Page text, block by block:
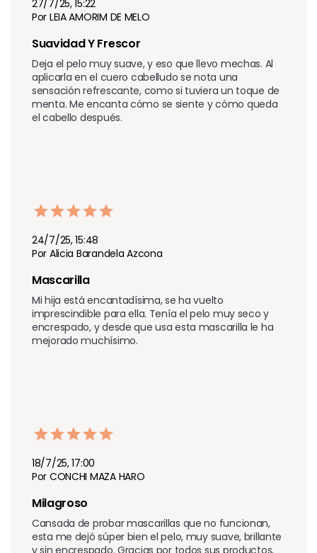
27/7/25, 15:22
Por LEIA AMORIM DE MELO
Suavidad Y Frescor
Deja el pelo muy suave, y eso que llevo mechas. Al
aplicarla en el cuero cabelludo se nota una
sensación refrescante, como si tuviera un toque de
menta. Me encanta cómo se siente y cómo queda
el cabello después.
24/7/25, 15:48
Por Alicia Barandela Azcona
Mascarilla
Mi hija está encantadísima, se ha vuelto
imprescindible para ella. Tenía el pelo muy seco y
encrespado, y desde que usa esta mascarilla le ha
mejorado muchísimo.
18/7/25, 17:00
Por CONCHI MAZA HARO
Milagroso
Cansada de probar mascarillas que no funcionan,
esta me dejó súper bien el pelo, muy suave, brillante
y sin encrespado. Gracias por todos sus productos,